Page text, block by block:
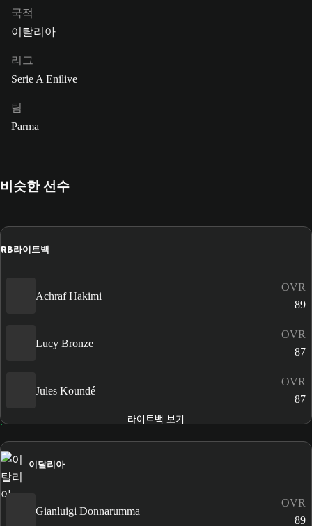
국적
이탈리아
리그
Serie A Enilive
팀
Parma
비슷한 선수
RB라이트백
Achraf Hakimi
OVR
89
Lucy Bronze
OVR
87
Jules Koundé
OVR
87
라이트백 보기
이탈리아
Gianluigi Donnarumma
OVR
89